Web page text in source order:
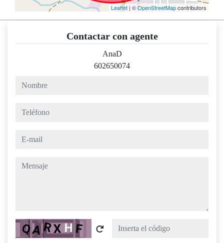
Leaflet | ©OpenStreetMapcontributors
Contactar con agente
AnaD
602650074
nombre
teléfono
e-mail
mensaje
Captcha